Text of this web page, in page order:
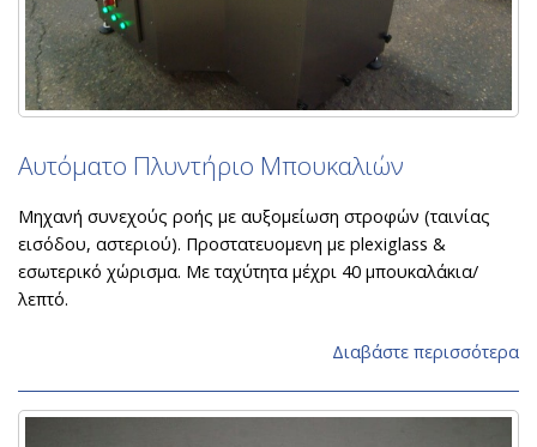
Αυτόματο Πλυντήριο Μπουκαλιών
Μηχανή συνεχούς ροής με αυξομείωση στροφών (ταινίας
εισόδου, αστεριού). Προστατευομενη με plexiglass &
εσωτερικό χώρισμα. Με ταχύτητα μέχρι 40 μπουκαλάκια/
λεπτό.
Διαβάστε περισσότερα